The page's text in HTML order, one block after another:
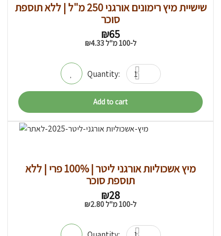
שישיית מיץ רימונים אורגני 250 מ"ל | ללא תוספת
סוכר
₪65
₪4.33 ל-100 מ"ל
Add to cart
מיץ אשכוליות אורגני ליטר | 100% פרי | ללא
תוספת סוכר
₪28
₪2.80 ל-100 מ"ל